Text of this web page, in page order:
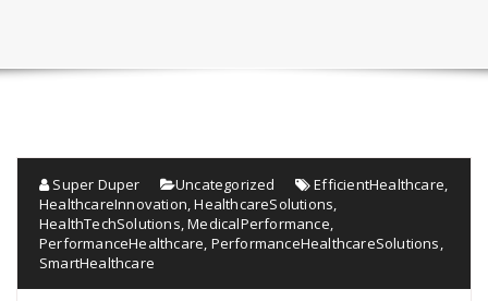
Super Duper Uncategorized EfficientHealthcare
HealthcareInnovation ,HealthcareSolutions
HealthTechSolutions ,MedicalPerformance
PerformanceHealthcare PerformanceHealthcareSolutions
SmartHealthcare